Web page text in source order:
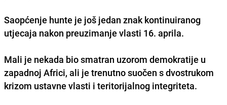
Saopćenje hunte je još jedan znak kontinuiranog
utjecaja nakon preuzimanje vlasti 16. aprila.
Mali je nekada bio smatran uzorom demokratije u
zapadnoj Africi, ali je trenutno suočen s dvostrukom
krizom ustavne vlasti i teritorijalnog integriteta.